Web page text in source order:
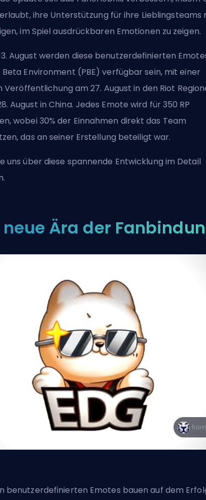
ihre Unterstützung für ihre Lieblingsteams
im Spiel ausdrückbaren Emotionen zu zeigen.
August werden diese benutzerdefinierten
Beta Environment (PBE) verfügbar sein, mit einer
Veröffentlichung am 27. August in den Riot
August in China. Jedes Emote wird für 350 RP
wobei 30% der Einnahmen direkt das Team
das an seiner Erstellung beteiligt war.
uns über diese spannende Entwicklung im Detail
neue Ära der
benutzerdefinierten Emotes bauen auf dem